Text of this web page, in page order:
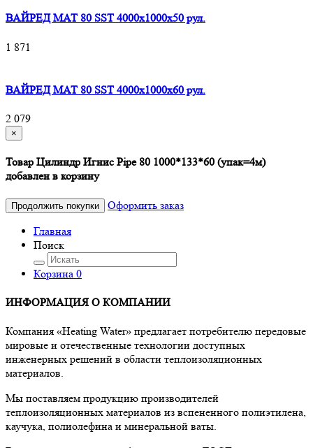
ВАЙРЕД МАТ 80 SST 4000x1000x50 рул.
1 871
ВАЙРЕД МАТ 80 SST 4000x1000x60 рул.
2 079
×
Товар Цилиндр Игнис Pipe 80 1000*133*60 (упак=4м)
добавлен в корзину
Продолжить покупки
Оформить заказ
Главная
Поиск
Корзина 0
ИНФОРМАЦИЯ О КОМПАНИИ
Компания «Heating Water» предлагает потребителю передовые
мировые и отечественные технологии доступных
инженерных решений в области теплоизоляционных
материалов.
Мы поставляем продукцию производителей
теплоизоляционных материалов из вспененного полиэтилена,
каучука, полиолефина и минеральной ваты.